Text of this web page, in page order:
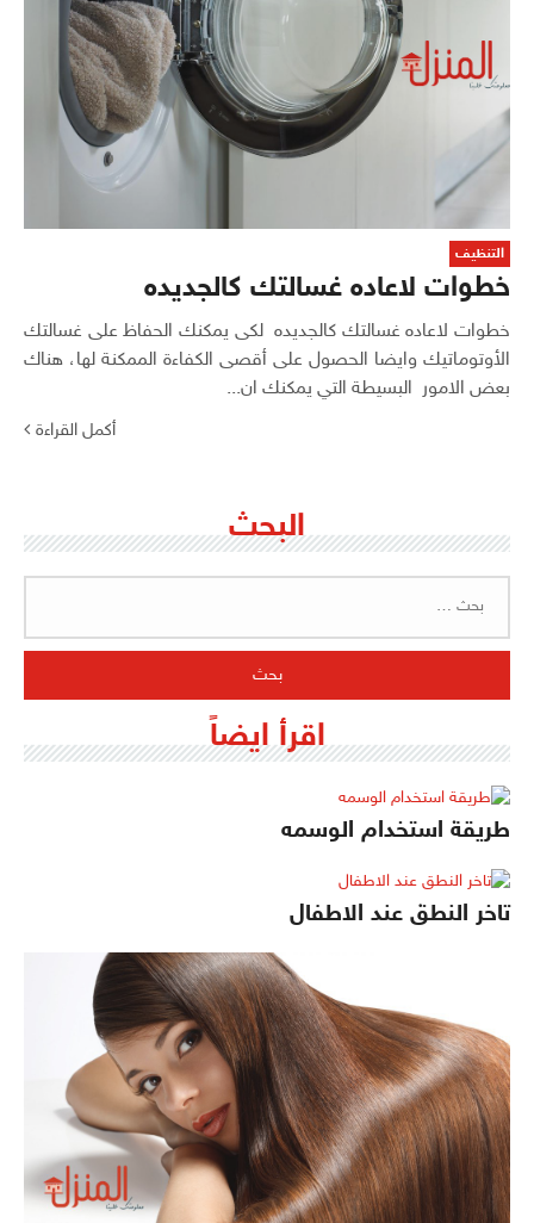
التنظيف
خطوات لاعاده غسالتك كالجديده
خطوات لاعاده غسالتك كالجديده ​لكى يمكنك الحفاظ على غسالتك
الأوتوماتيك وايضا الحصول على أقصى الكفاءة الممكنة لها، هناك
بعض الامور البسيطة التي يمكنك ان...
أكمل القراءة
البحث
اقرأ ايضاً
طريقة استخدام الوسمه
تاخر النطق عند الاطفال